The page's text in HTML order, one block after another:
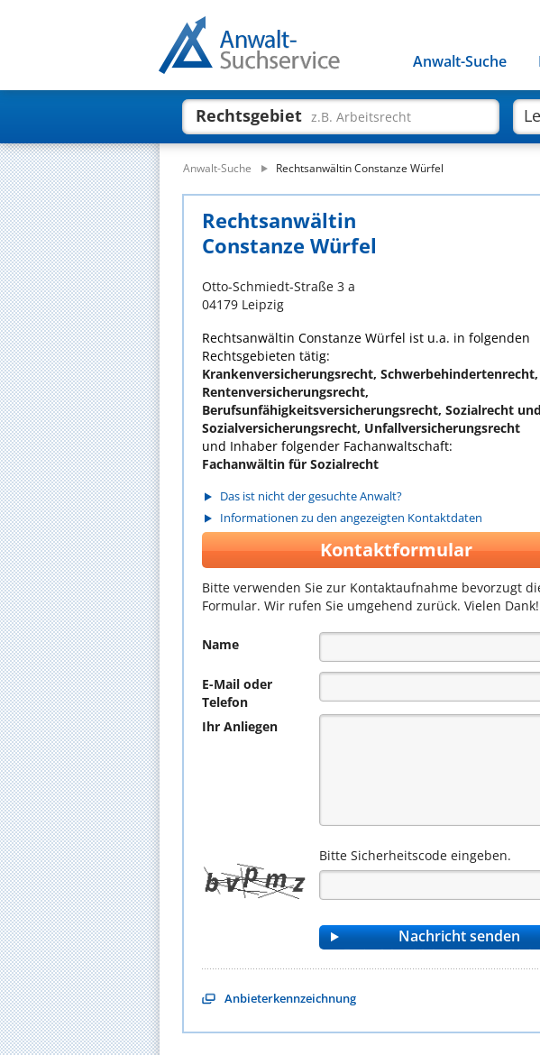
Anwalt-Suche
Rechtsgebiet z.B. Arbeitsrecht
Anwalt-Suche Rechtsanwältin Constanze Würfel
Rechtsanwältin
Constanze Würfel
Otto-Schmiedt-Straße 3 a
04179 Leipzig
Rechtsanwältin Constanze Würfel ist u.a. in folgenden
Rechtsgebieten tätig:
Krankenversicherungsrecht, Schwerbehindertenrecht,
Rentenversicherungsrecht,
Berufsunfähigkeitsversicherungsrecht, Sozialrecht und
Sozialversicherungsrecht, Unfallversicherungsrecht
und Inhaber folgender Fachanwaltschaft:
Fachanwältin für Sozialrecht
Das ist nicht der gesuchte Anwalt?
Informationen zu den angezeigten Kontaktdaten
Kontaktformular
Bitte verwenden Sie zur Kontaktaufnahme bevorzugt
Formular. Wir rufen Sie umgehend zurück. Vielen Dank!
Name
E-Mail oder
Telefon
Ihr Anliegen
Bitte Sicherheitscode eingeben.
Anbieterkennzeichnung